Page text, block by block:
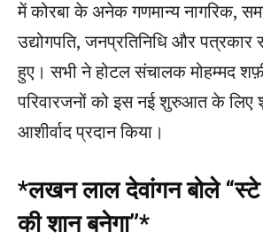
में कोरबा के अनेक गणमान्य नागरिक,
उद्योगपति, जनप्रतिनिधि और पत्रकार
हुए। सभी ने होटल संचालक मोहम्मद
परिवारजनों को इस नई शुरुआत के लिए
आशीर्वाद प्रदान किया।
*लखन लाल देवांगन बोले “स्टे
की शान बनेगा”*